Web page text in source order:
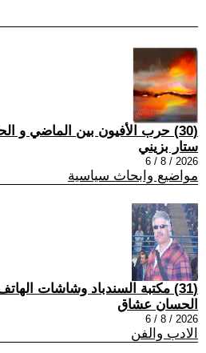
(30) حرب الأفيون بين الماضي و الحاضر
ستار بزيني
2026 / 8 / 6
مواضيع وابحاث سياسية
(31) مكتبة السندباد وشاشات الهاتف النقال
الحسان عشاق
2026 / 8 / 6
الادب والفن